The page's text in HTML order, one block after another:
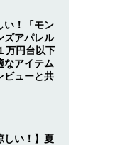
い！「モン
ズアパレル
万円台以下
なアイテム
ビューと共
しい！】夏